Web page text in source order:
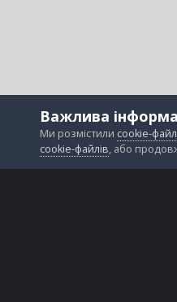
Важлива
Ми розмістили cookie-
cookie-файлів, або